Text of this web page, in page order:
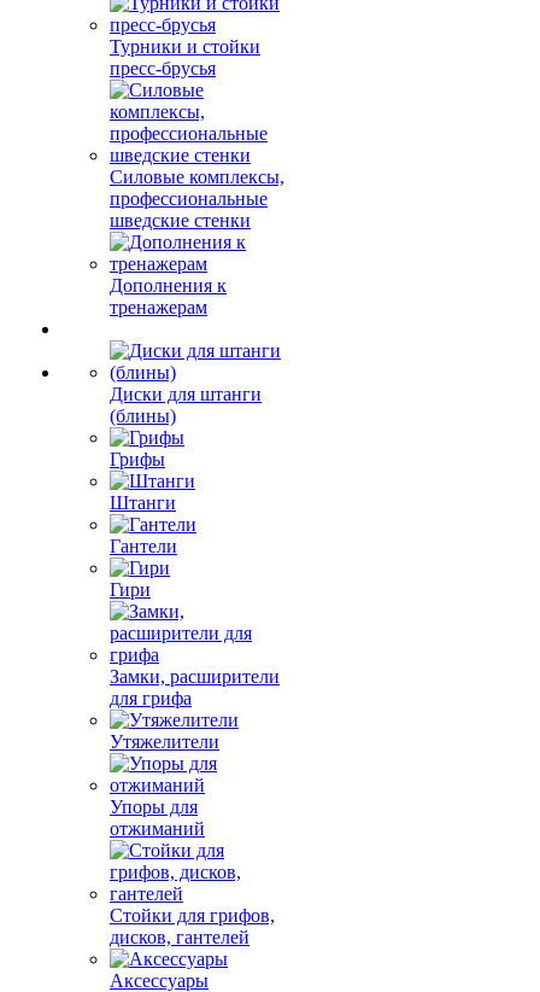
Турники и стойки
пресс-брусья
Силовые комплексы,
профессиональные
шведские стенки
Дополнения к
тренажерам
Диски для штанги
(блины)
Грифы
Штанги
Гантели
Гири
Замки, расширители
для грифа
Утяжелители
Упоры для
отжиманий
Стойки для грифов,
дисков, гантелей
Аксессуары